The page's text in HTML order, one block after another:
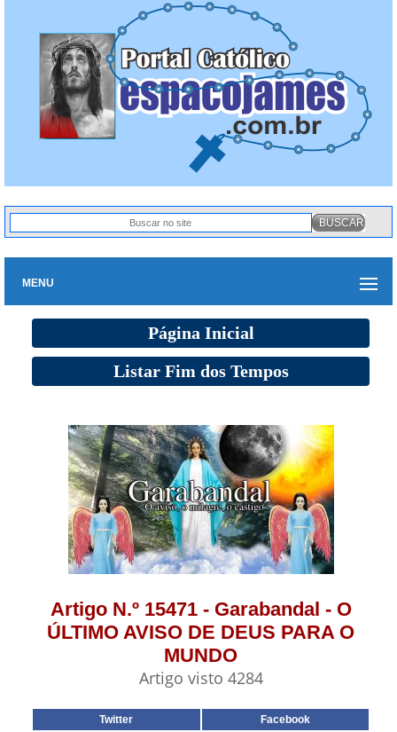
MENU
Página Inicial
Listar Fim dos Tempos
Artigo N.º 15471 - Garabandal - O
ÚLTIMO AVISO DE DEUS PARA O
MUNDO
Artigo visto 4284
Twitter
Facebook